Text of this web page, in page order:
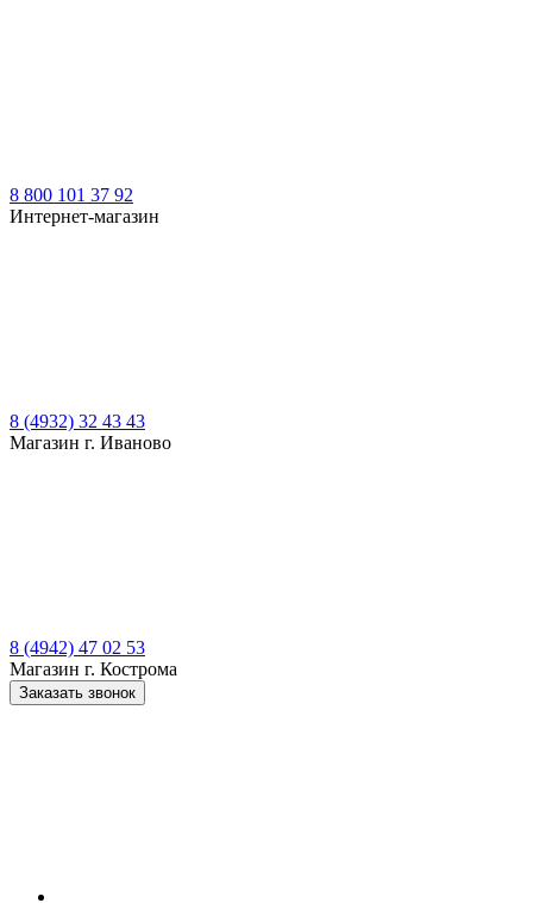
8 800 101 37 92
Интернет-магазин
8 (4932) 32 43 43
Магазин г. Иваново
8 (4942) 47 02 53
Магазин г. Кострома
Заказать звонок